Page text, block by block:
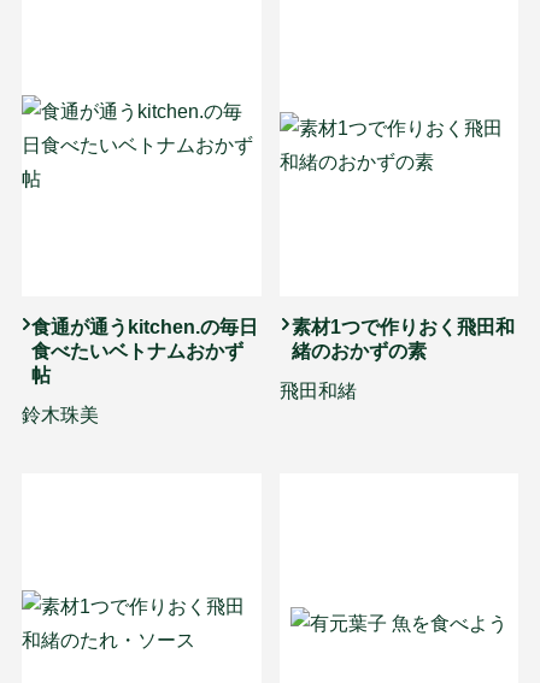
食通が通うkitchen.の毎日
食べたいベトナムおかず
帖
鈴木珠美
素材1つで作りおく飛田和
緒のおかずの素
飛田和緒